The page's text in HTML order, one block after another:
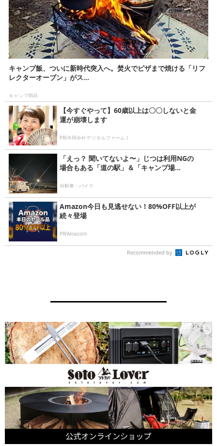
キャンプ飯、ついに新時代突入へ。焚火でピザまで焼ける「リフ
レクターオーブン」がス...
キャンプ用品
【今すぐやって】60歳以上は〇〇しないと金
運が崩壊します
PR(合同会社デジタルファーム )
「えっ？ 聞いてないよ〜」じつは利用NGの
場合もある「道の駅」＆「キャンプ場...
自動車・バイク
Amazon今日も見逃せない！80%OFF以上が
続々登場
PR(Amazon)
Recommended by